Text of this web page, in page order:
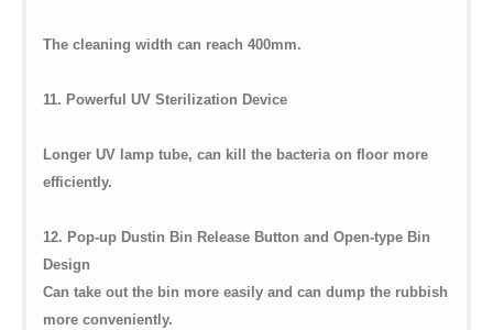
The cleaning width can reach 400mm.
11. Powerful UV Sterilization Device
Longer UV lamp tube, can kill the bacteria on floor more
efficiently.
12. Pop-up Dustin Bin Release Button and Open-type Bin
Design
Can take out the bin more easily and can dump the rubbish
more conveniently.